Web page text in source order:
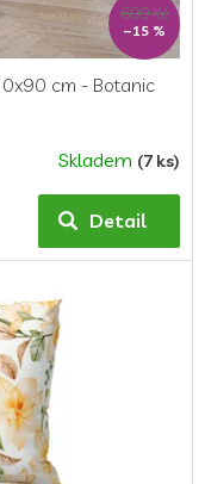
699 Kč
–15 %
cm - Botanic
Skladem (7 ks)
Detail